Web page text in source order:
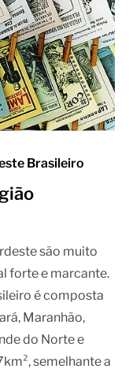
Brasileiro
são muito
forte e marcante.
é composta
Maranhão,
do Norte e
semelhante a